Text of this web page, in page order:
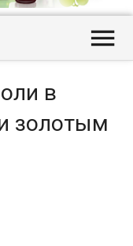

в
золотым